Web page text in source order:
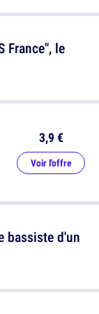
France", le
bassiste d'un
3,9 €
Voir l'offre